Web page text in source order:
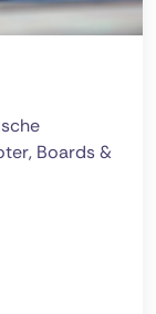
Boards &